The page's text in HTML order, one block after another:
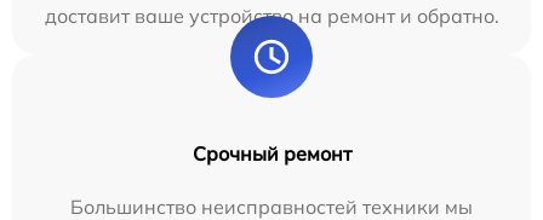
доставит ваше устройство на ремонт и обратно.
Срочный ремонт
Большинство неисправностей техники мы